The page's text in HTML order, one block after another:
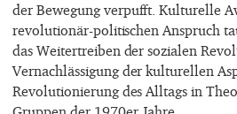
der Bewegung verpufft. Kulturelle
revolutionär-politischen Anspruch
das Weitertreiben der sozialen
Vernachlässigung der kulturellen
Revolutionierung des Alltags in